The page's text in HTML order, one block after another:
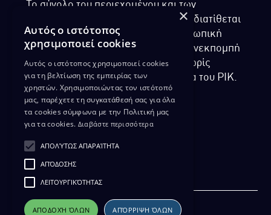
Το σύνολο του περιεχομένου και των
υπηρεσιών της ιστοσελίδας του ΡΙΚ διατίθεται
στους επισκέπτες αυστηρά για προσωπική
χρήση. Απαγορεύεται η χρήση ή επανεκπομπή
του, σε οποιοδήποτε μορφή, με ή χωρίς
επεξεργασία και χωρίς γραπτή άδεια του ΡΙΚ.
ΔΙΚΑΙΩΜΑ ΠΡΟΣΤΑΣΙΑΣ ΔΕΔΟΜΕΝΩΝ
ΔΙΑΘΕΣΗ ΑΡΧΕΙΑΚΟΥ ΥΛΙΚΟΥ
ΠΟΛΙΤΙΚΗ ΑΠΟΡΡΗΤΟΥ EUROVISION
×
Αυτός ο ιστότοπος
χρησιμοποιεί cookies
Αυτός ο ιστότοπος χρησιμοποιεί cookies
για τη βελτίωση της εμπειρίας των
χρηστών. Χρησιμοποιώντας τον ιστότοπό
μας, παρέχετε τη συγκατάθεσή σας για όλα
τα cookies σύμφωνα με την Πολιτική μας
για τα cookies. Διαβάστε περισσότερα
ΑΠΟΛΎΤΩΣ ΑΠΑΡΑΊΤΗΤΑ
ΑΠΌΔΟΣΗΣ
ΛΕΙΤΟΥΡΓΙΚΌΤΗΤΑΣ
ΑΠΟΔΟΧΉ ΌΛΩΝ ΑΠΌΡΡΙΨΗ ΌΛΩΝ